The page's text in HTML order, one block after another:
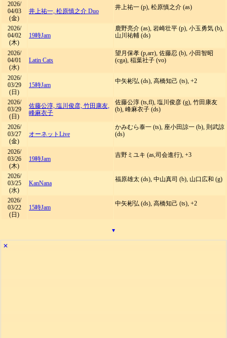
2026/
04/03
(金)
井上祐一, 松原慎之介 Duo
井上祐一 (p), 松原慎之介 (as)
2026/
04/02
(木)
19時Jam
鹿野亮介 (as), 岩崎壮平 (p), 小玉勇気 (b),
山川祐輔 (ds)
2026/
04/01
(水)
Latin Cats
望月保孝 (p,arr), 佐藤忍 (b), 小田智昭
(cga), 稲葉社子 (vo)
2026/
03/29
(日)
15時Jam
中矢彬弘 (ds), 高橋知己 (ts), +2
2026/
03/29
(日)
佐藤公淳, 塩川俊彦, 竹田康友,
峰麻衣子
佐藤公淳 (ts,fl), 塩川俊彦 (g), 竹田康友
(b), 峰麻衣子 (ds)
2026/
03/27
(金)
オーネットLive
かみむら泰一 (ts), 座小田諒一 (b), 則武諒
(ds)
2026/
03/26
(木)
19時Jam
吉野ミユキ (as,司会進行), +3
2026/
03/25
(水)
KanNana
福原雄太 (ds), 中山真司 (b), 山口広和 (g)
2026/
03/22
(日)
15時Jam
中矢彬弘 (ds), 高橋知己 (ts), +2
▾
✕